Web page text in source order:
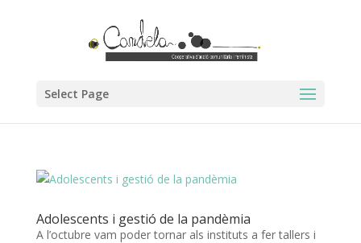
Select Page
Adolescents i gestió de la pandèmia
A l’octubre vam poder tornar als instituts a fer tallers i